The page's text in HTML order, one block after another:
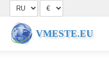
VMESTE.EU